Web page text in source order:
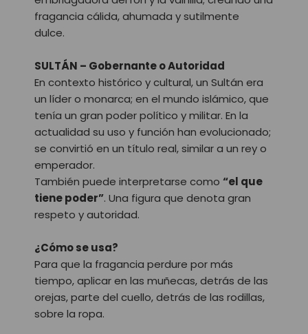
fragancia cálida, ahumada y sutilmente
dulce.
SULTÁN – Gobernante o Autoridad
En contexto histórico y cultural, un Sultán era
un líder o monarca; en el mundo islámico, que
tenía un gran poder político y militar. En la
actualidad su uso y función han evolucionado;
se convirtió en un título real, similar a un rey o
emperador.
También puede interpretarse como “el que
tiene poder”. Una figura que denota gran
respeto y autoridad.
¿Cómo se usa?
Para que la fragancia perdure por más
tiempo, aplicar en las muñecas, detrás de las
orejas, parte del cuello, detrás de las rodillas,
sobre la ropa.